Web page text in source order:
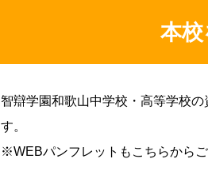
本
智辯学園和歌山中学校・高等学校
す。
※WEBパンフレットもこちらからご